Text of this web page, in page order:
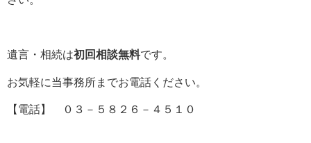
遺言・相続は初回相談無料です。
お気軽に当事務所までお電話ください。
【電話】 ０３－５８２６－４５１０